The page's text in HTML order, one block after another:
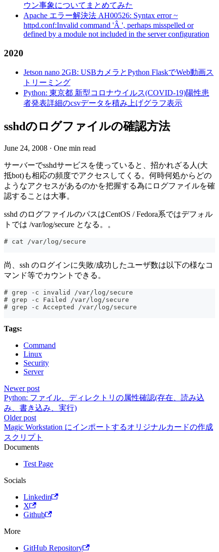
ウン事象についてまとめてみた
Apache エラー解決法 AH00526: Syntax error ~
httpd.conf:Invalid command 'Â ', perhaps misspelled or
defined by a module not included in the server configuration
2020
Jetson nano 2GB: USBカメラとPython FlaskでWeb動画ス
トリーミング
Python: 東京都 新型コロナウイルス(COVID-19)陽性患
者発表詳細のcsvデータを積み上げグラフ表示
sshdのログファイルの確認方法
June 24, 2008 · One min read
サーバーでsshdサービスを使っていると、招かれざる人(大
抵bot)も相応の頻度でアクセスしてくる。何時何処からどの
ようなアクセスがあるのかを把握する為にログファイルを確
認することは大事。
sshd のログファイルのパスはCentOS / Fedora系ではデフォル
トでは /var/log/secure となる。。
# cat /var/log/secure
尚、ssh のログインに失敗/成功したユーザ数は以下の様なコ
マンド等でカウントできる。
# grep -c invalid /var/log/secure
# grep -c Failed /var/log/secure
# grep -c Accepted /var/log/secure
Tags:
Command
Linux
Security
Server
Newer post
Python: ファイル、ディレクトリの属性確認(存在、読み込
み、書き込み、実行)
Older post
Magic Workstation にインポートするオリジナルカードの作成
スクリプト
Documents
Test Page
Socials
Linkedin
X
Github
More
GitHub Repository